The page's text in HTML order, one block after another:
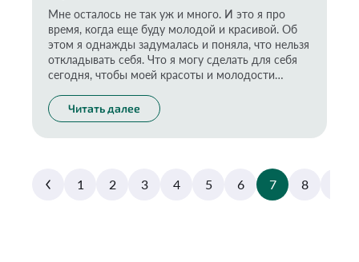
Мне осталось не так уж и много. И это я про
время, когда еще буду молодой и красивой. Об
этом я однажды задумалась и поняла, что нельзя
откладывать себя. Что я могу сделать для себя
сегодня, чтобы моей красоты и молодости
Читать далее
1 2 3 4 5 6 7 8